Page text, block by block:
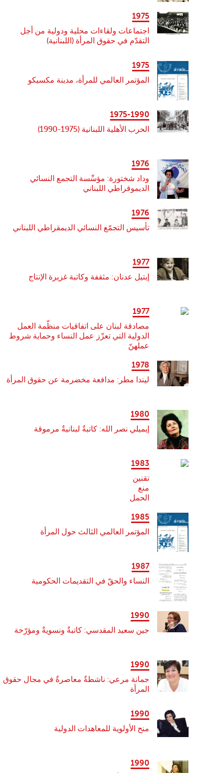
1975
اجتماعات ولقاءات محلية ودولية من أجل
التقدّم في حقوق المرأة (اللبنانية)
1975
المؤتمر العالمي للمرأة، مدينة مكسيكو
1975-1990
الحرب الأهلية اللبنانية (1975-1990)
1976
وداد شختورة: مؤسِّسة التجمع النسائي
الديموقراطي اللبناني
1976
تأسيس التجمّع النسائي الديمقراطي اللبناني
1977
إيتيل عدنان: مثقفة وكاتبة غزيرة الإنتاج
1977
مصادقة لبنان على اتفاقيات منظّمة العمل
الدولية التي تعزّز عمل النساء وحماية شروط
عملهنّ
1978
ليندا مطر: مدافعة مخضرمة عن حقوق المرأة
1980
إيميلي نصر الله: كاتبةٌ لبنانيةٌ مرموقة
1983
تقنين
منع
الحمل
1985
المؤتمر العالمي الثالث حول المرأة
1987
النساء والحقّ في التقديمات الحكومية
1990
جين سعيد المقدسي: كاتبةٌ ونسويةٌ ومؤرّخة
1990
جمانة مرعي: ناشطةٌ معاصرةٌ في مجال حقوق
المرأة
1990
منح الأولوية للمعاهدات الدولية
1990